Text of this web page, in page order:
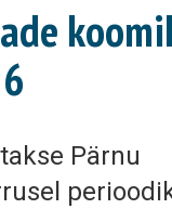
Pärnu